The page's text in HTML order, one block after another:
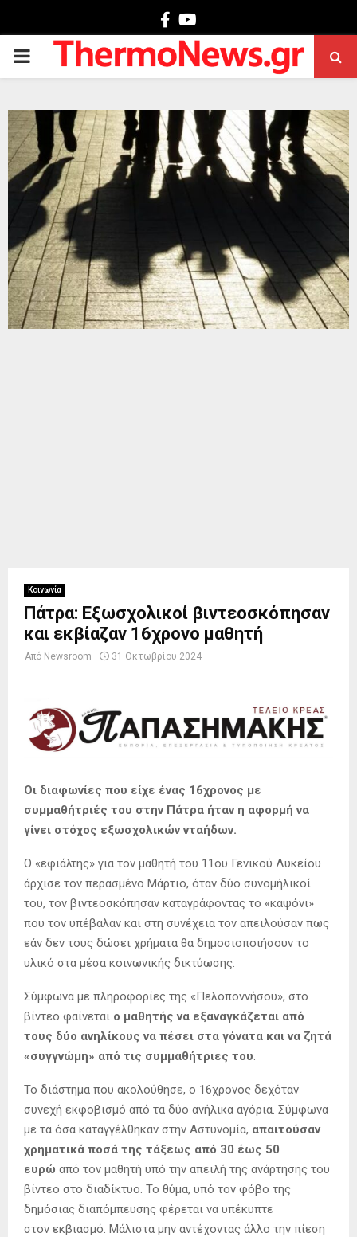
Facebook
PRIMARY
Κοινωνία
Πάτρα: Εξωσχολικοί βιντεοσκόπησαν
και εκβίαζαν 16χρονο μαθητή
Από Newsroom 31 Οκτωβρίου 2024
Οι διαφωνίες που είχε ένας 16χρονος με
συμμαθήτριές του στην Πάτρα ήταν η αφορμή να
γίνει στόχος εξωσχολικών νταήδων.
Ο «εφιάλτης» για τον μαθητή του 11ου Γενικού Λυκείου
άρχισε τον περασμένο Μάρτιο, όταν δύο συνομήλικοί
του, τον βιντεοσκόπησαν καταγράφοντας το «καψόνι»
που τον υπέβαλαν και στη συνέχεια τον απειλούσαν πως
εάν δεν τους δώσει χρήματα θα δημοσιοποιήσουν το
υλικό στα μέσα κοινωνικής δικτύωσης.
Σύμφωνα με πληροφορίες της «Πελοποννήσου», στο
βίντεο φαίνεται ο μαθητής να εξαναγκάζεται από
τους δύο ανηλίκους να πέσει στα γόνατα και να ζητά
«συγγνώμη» από τις συμμαθήτριες του.
Το διάστημα που ακολούθησε, ο 16χρονος δεχόταν
συνεχή εκφοβισμό από τα δύο ανήλικα αγόρια. Σύμφωνα
με τα όσα καταγγέλθηκαν στην Αστυνομία, απαιτούσαν
χρηματικά ποσά της τάξεως από 30 έως 50
ευρώ από τον μαθητή υπό την απειλή της ανάρτησης του
βίντεο στο διαδίκτυο. Το θύμα, υπό τον φόβο της
δημόσιας διαπόμπευσης φέρεται να υπέκυπτε
στον εκβιασμό. Μάλιστα μην αντέχοντας άλλο την πίεση